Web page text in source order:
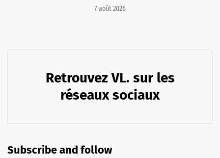
7 août 2026
Retrouvez VL. sur les
réseaux sociaux
Subscribe and follow